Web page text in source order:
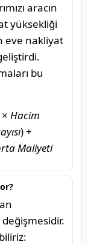
aracın
yüksekliği
eve nakliyat
bu
× Hacim
) +
Maliyeti